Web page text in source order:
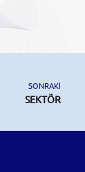
SONRAKİ
SEKTÖR